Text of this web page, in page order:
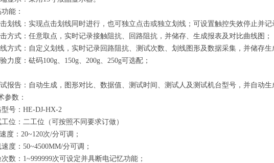
能：
划线：实现点击划线同时进行，也可独立点击或独立划线；可设置触控失效停止并记
方式：任意取点，实时记录接触阻抗、回路阻抗，并储存、生成报表及对比曲线图；
方式：自定义划线，实时记录回路阻抗、测试次数、划线图形及数据采集，并储存
力度：砝码100g、150g、200g、250g可选配；
报告：自动生成，图形对比、数据值、测试时间、测试人及测试机台型号，并自动生
参数：
型号：HE-DJ-HX-2
位：二工位（可按照不同要求订做）
度：20~120次/分可调；
度：50~4500MM/分可调；
数：1~999999次可设定并具断电记忆功能；